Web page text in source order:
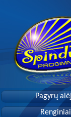
Pagyrų
Renginiai